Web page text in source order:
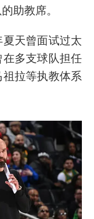
助教席。
天曾面试过太
多支球队担任
拉等执教体系